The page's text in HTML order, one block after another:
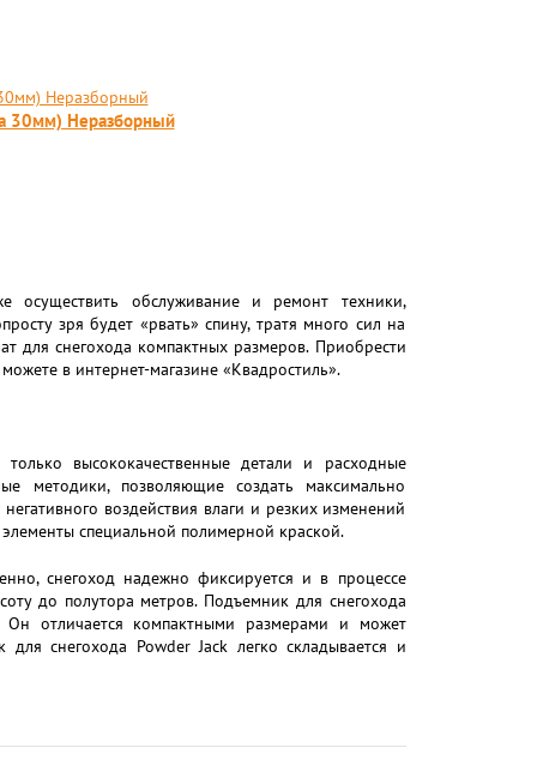
30мм) Неразборный
обслуживание и ремонт техники,
зря будет «рвать» спину, тратя много сил на
для снегохода компактных размеров. Приобрести
в интернет-магазине «Квадростиль».
высококачественные детали и расходные
методики, позволяющие создать максимально
воздействия влаги и резких изменений
специальной полимерной краской.
снегоход надежно фиксируется и в процессе
до полутора метров. Подъемник для снегохода
Он отличается компактными размерами и может
снегохода Powder Jack легко складывается и